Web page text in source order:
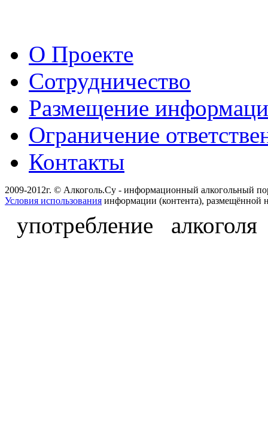
О Проекте
Сотрудничество
Размещение
Ограничение
Контакты
2009-2012г. © Алкоголь.Су - информационный алкогольный
Условия использования информации (контента), размещённой
употребление